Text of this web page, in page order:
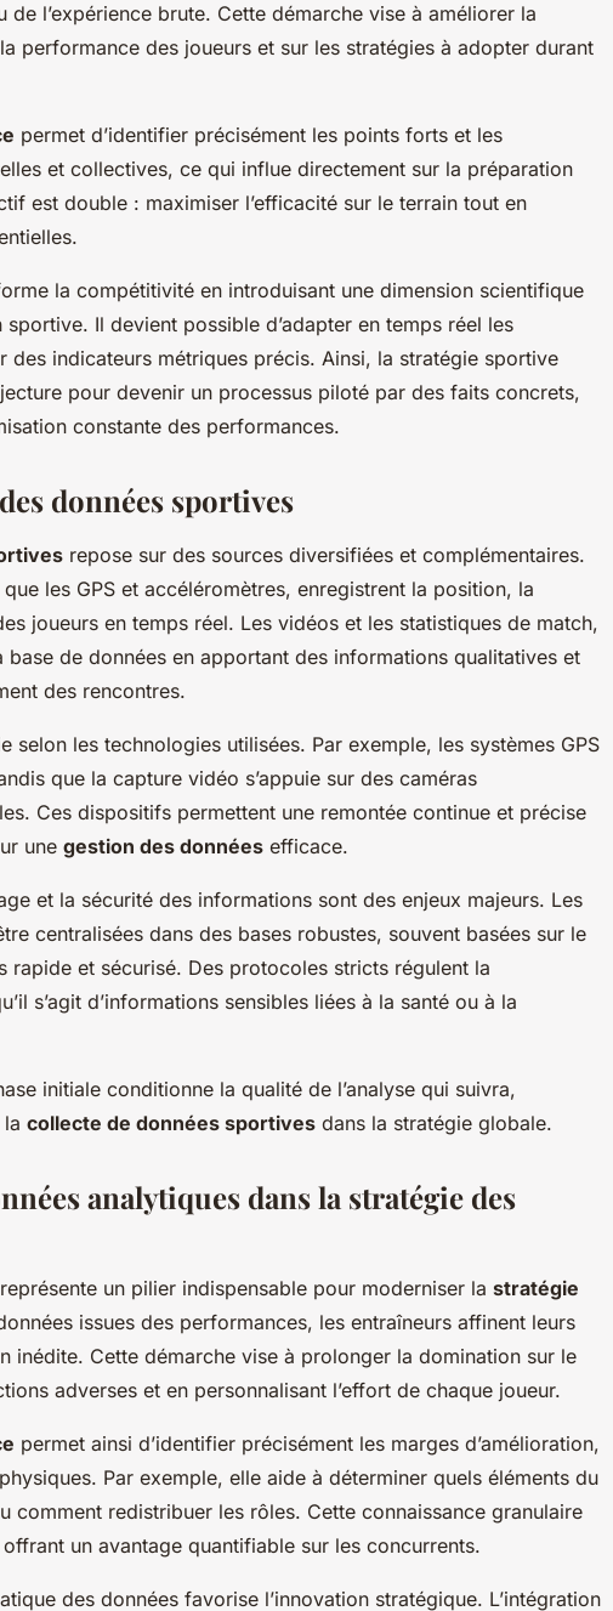
de l’expérience brute. Cette démarche vise à améliorer la
performance des joueurs et sur les stratégies à adopter durant
permet d’identifier précisément les points forts et les
et collectives, ce qui influe directement sur la préparation
est double : maximiser l’efficacité sur le terrain tout en
la compétitivité en introduisant une dimension scientifique
Il devient possible d’adapter en temps réel les
des indicateurs métriques précis. Ainsi, la stratégie sportive
pour devenir un processus piloté par des faits concrets,
constante des performances.
données sportives
repose sur des sources diversifiées et complémentaires.
les GPS et accéléromètres, enregistrent la position, la
joueurs en temps réel. Les vidéos et les statistiques de match,
base de données en apportant des informations qualitatives et
des rencontres.
selon les technologies utilisées. Par exemple, les systèmes GPS
que la capture vidéo s’appuie sur des caméras
Ces dispositifs permettent une remontée continue et précise
une gestion des données efficace.
et la sécurité des informations sont des enjeux majeurs. Les
centralisées dans des bases robustes, souvent basées sur le
rapide et sécurisé. Des protocoles stricts régulent la
s’agit d’informations sensibles liées à la santé ou à la
initiale conditionne la qualité de l’analyse qui suivra,
collecte de données sportives dans la stratégie globale.
analytiques dans la stratégie des
représente un pilier indispensable pour moderniser la stratégie
issues des performances, les entraîneurs affinent leurs
inédite. Cette démarche vise à prolonger la domination sur le
adverses et en personnalisant l’effort de chaque joueur.
permet ainsi d’identifier précisément les marges d’amélioration,
Par exemple, elle aide à déterminer quels éléments du
comment redistribuer les rôles. Cette connaissance granulaire
un avantage quantifiable sur les concurrents.
des données favorise l’innovation stratégique. L’intégration